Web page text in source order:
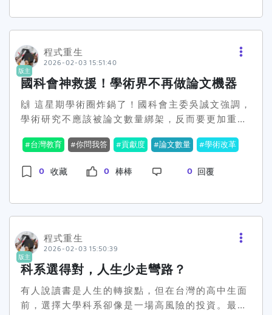
性別平等 #學校改革
得獎學金的學生原本可能因為經濟拮据而無法升
彩。其中一位表現特別優秀的學子，在電子領域中
取得了多項專業證照。他說，自己原本只是一位農
村孩子，但靠著家扶基金會的支持，才能夠攀上一
個又一個的學科高峰，證明自己不輸給任何環境。
「證照不僅是一紙證明，更是我自信的來源。」他
在場外接受採訪時不改謙逊。另外一位在餐飲界的
小達人，更是將獎學金巧妙運用，報名了各式競賽
來提升自己的實戰經驗，把每一分錢都花在刀刃
上。她的成就讓在場的人們認識到，貧窮不是不能
翻身，只是困難需要更多勇氣與智慧去應對。對社
個機會，他們就能創造奇蹟。看了這麼感人的故
事，不免讓人想問：在台灣這個資源分配不均的社
會，資源是否應該更多地投注在有潛力但弱勢的孩
子身上，讓他們有能力改變自己的命運？#弱勢逆
襲 #證照達人 #家扶獎學金
版主
程式重生
2026-02-03 15:51:40
國科會神救援！學術界不再做論文機器
🙌 這星期學術圈炸鍋了！國科會主委吳誠文強調，
學術研究不應該被論文數量綁架，反而要更加重視
校院校長會議」上拋出震撼彈，並且獲得教育部長
鄭英耀的聲援，他們都認為學術不應該淪為量化數
字的奴隸。 台灣過去看齊國際學術評比，量化指標
卻未必真正對社會有貢獻。這種情況下，學者們在
決。大學之間也陷入排名競賽，犧牲長遠的學術影
響力。「追求質量、走入實務，才能讓學術真正有
力量。」這是吳誠文與鄭英耀的主張。 💥 這一波
改革聲浪讓不少學者心有戚戚焉。在社群平台上，
不少人拋出新想法：希望加強科研成果的社會應
用，不要再只做『象牙塔賽跑』。有人說，如果學
台灣教育 你問我答 貢獻度 論文數量 學術改革
0 收藏 0 棒棒 0 回覆
版主
程式重生
2026-02-03 15:50:39
科系選得對，人生少走彎路？
有人說讀書是人生的轉捩點，但在台灣的高中生面
前，選擇大學科系卻像是一場高風險的投資。最近